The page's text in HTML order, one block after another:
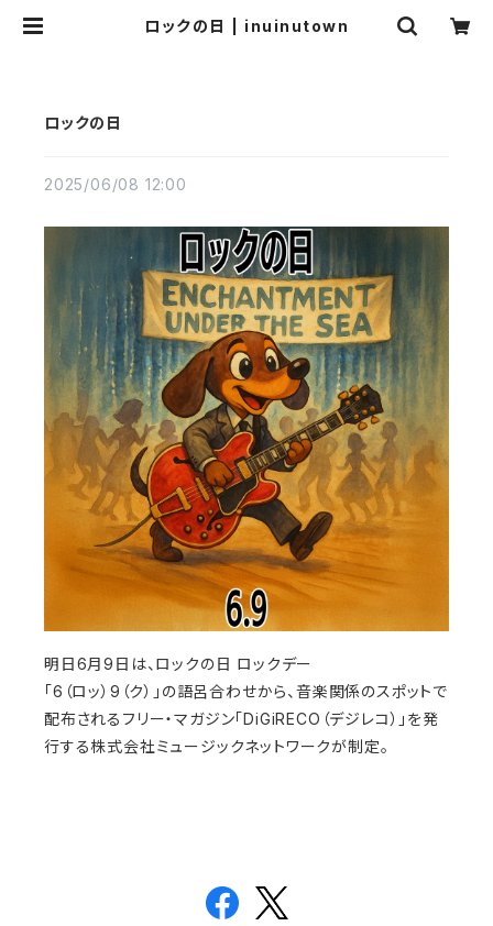
ロックの日 | inuinutown
ロックの日
2025/06/08 12:00
明日6月9日は、ロックの日 ロックデー
「6（ロッ）9（ク）」の語呂合わせから、音楽関係のスポットで
配布されるフリー・マガジン「DiGiRECO（デジレコ）」を発
行する株式会社ミュージックネットワークが制定。